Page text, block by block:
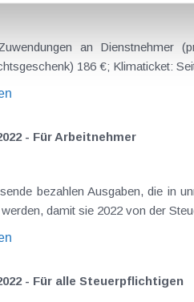
an Dienstnehmer
186 €; Klimaticket:
- Für Arbeitnehmer
bezahlen Ausgaben, die in
damit sie 2022 von der
- Für alle Steuerpflichtigen